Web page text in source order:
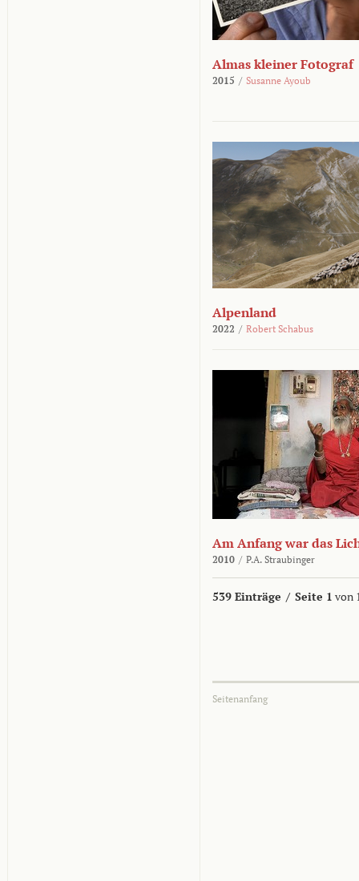
Almas kleiner Fotograf
2015 / Susanne Ayoub
Alpenland
2022 / Robert Schabus
Am Anfang war das
2010 / P.A. Straubinger
539 Einträge / Seite 1 von
Seitenanfang